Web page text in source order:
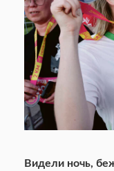
Видели ночь,